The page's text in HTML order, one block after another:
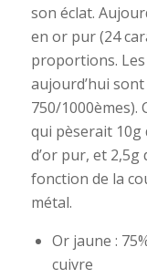
son éclat.
en or pur (24
proportions.
aujourd’hui
750/1000èmes).
qui pèserait 10g
d’or pur, et 2,5g
fonction de la
métal.
Or jaune :
cuivre